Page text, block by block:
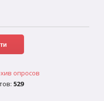
опросов
529